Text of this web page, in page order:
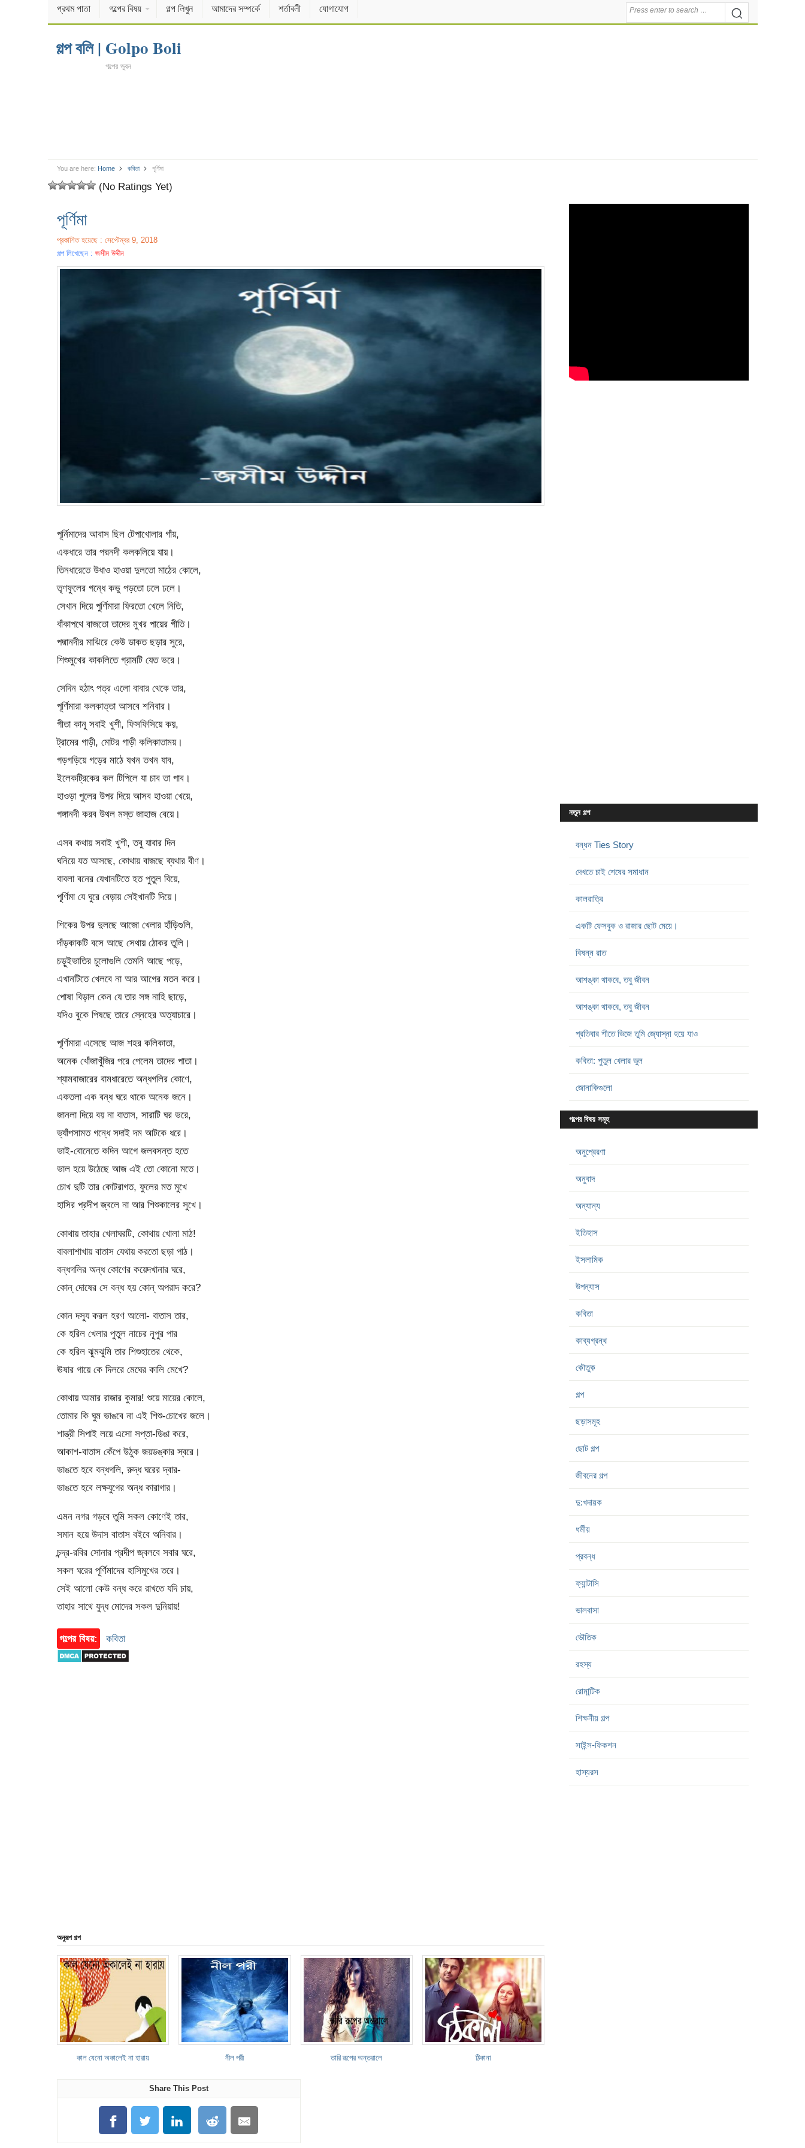
প্রথম পাতা গল্পের বিষয় গল্প লিখুন আমাদের সম্পর্কে শর্তাবলী যোগাযোগ
গল্প বলি | Golpo Boli
গল্পের ভুবন
You are here: Home কবিতা পূর্ণিমা
(No Ratings Yet)
পূর্ণিমা
প্রকাশিত হয়েছে : সেপ্টেম্বর 9, 2018
গল্প লিখেছেন : জসীম উদ্দীন
পূর্নিমাদের আবাস ছিল টেপাখোলার গাঁয়,
একধারে তার পদ্মনদী কলকলিয়ে যায়।
তিনধারেতে উধাও হাওয়া দুলতো মাঠের কোলে,
তৃণফুলের গন্ধে কভু পড়তো ঢলে ঢলে।
সেখান দিয়ে পুর্ণিমারা ফিরতো খেলে নিতি,
বাঁকাপথে বাজতো তাদের মুখর পায়ের গীতি।
পদ্মানদীর মাঝিরে কেউ ডাকত ছড়ার সুরে,
শিশুমুখের কাকলিতে গ্রামটি যেত ভরে।
সেদিন হঠাৎ পত্র এলো বাবার থেকে তার,
পূর্ণিমারা কলকাত্তা আসবে শনিবার।
গীতা কানু সবাই খুশী, ফিসফিসিয়ে কয়,
ট্রামের গাড়ী, মোটর গাড়ী কলিকাতাময়।
গড়গড়িয়ে গড়ের মাঠে যখন তখন যাব,
ইলেকট্রিকের কল টিপিলে যা চাব তা পাব।
হাওড়া পুলের উপর দিয়ে আসব হাওয়া খেয়ে,
গঙ্গানদী করব উথল মস্ত জাহাজ বেয়ে।
এসব কথায় সবাই খুশী, তবু যাবার দিন
ঘনিয়ে যত আসছে, কোথায় বাজছে ব্যথার বীণ।
বাবলা বনের যেখানটিতে হত পুতুল বিয়ে,
পূর্ণিমা যে ঘুরে বেড়ায় সেইখানটি দিয়ে।
শিকের উপর দুলছে আজো খেলার হাঁড়িগুলি,
দাঁড়কাকটি বসে আছে সেথায় ঠোকর তুলি।
চড়ুইভাতির চুলোগুলি তেমনি আছে পড়ে,
এখানটিতে খেলবে না আর আগের মতন করে।
পোষা বিড়াল কেন যে তার সঙ্গ নাহি ছাড়ে,
যদিও বুকে পিষছে তারে স্নেহের অত্যাচারে।
পূর্ণিমারা এসেছে আজ শহর কলিকাতা,
অনেক খোঁজাখুঁজির পরে পেলেম তাদের পাতা।
শ্যামবাজারের বামধারেতে অন্ধগলির কোণে,
একতলা এক বন্ধ ঘরে থাকে অনেক জনে।
জানলা দিয়ে বয় না বাতাস, সারাটি ঘর ভরে,
ভ্যাঁপসামত গন্ধে সদাই দম আটকে ধরে।
ভাই-বোনেতে কদিন আগে জলবসন্ত হতে
ভাল হয়ে উঠেছে আজ এই তো কোনো মতে।
চোখ দুটি তার কোটরাগত, ফুলের মত মুখে
হাসির প্রদীপ জ্বলে না আর শিশুকালের সুখে।
কোথায় তাহার খেলাঘরটি, কোথায় খোলা মাঠ!
বাবলাশাখায় বাতাস যেথায় করতো ছড়া পাঠ।
বন্ধগলির অন্ধ কোণের কয়েদখানার ঘরে,
কোন্ দোষের সে বন্ধ হয় কোন্ অপরাদ করে?
কোন দস্যু করল হরণ আলো- বাতাস তার,
কে হরিল খেলার পুতুল নাচের নূপুর পার
কে হরিল ঝুমঝুমি তার শিশুহাতের থেকে,
ঊষার গায়ে কে দিলরে মেঘের কালি মেখে?
কোথায় আমার রাজার কুমার! শুয়ে মায়ের কোলে,
তোমার কি ঘুম ভাঙবে না এই শিশু-চোখের জলে।
শান্ত্রী সিপাই লয়ে এসো সপ্তা-ডিঙা করে,
আকাশ-বাতাস কেঁপে উঠুক জয়ডঙ্কার স্বরে।
ভাঙতে হবে বন্ধগলি, রুদ্ধ ঘরের দ্বার-
ভাঙতে হবে লক্ষযুগের অন্ধ কারাগার।
এমন নগর গড়বে তুমি সকল কোণেই তার,
সমান হয়ে উদাস বাতাস বইবে অনিবার।
চন্দ্র-রবির সোনার প্রদীপ জ্বলবে সবার ঘরে,
সকল ঘরের পূর্ণিমাদের হাসিমুখের তরে।
সেই আলো কেউ বন্ধ করে রাখতে যদি চায়,
তাহার সাথে যুদ্ধ মোদের সকল দুনিয়ায়!
গল্পের বিষয়: কবিতা
অনুরূপ গল্প
কাল যেনো অকালেই না হারায় নীল পরী তারি রূপের অন্তরালে ঠিকানা
Share This Post
নতুন গল্প
বন্ধন Ties Story
দেখতে চাই শেষের সমাধান
কালরাত্রি
একটি ফেসবুক ও রাজার ছোট মেয়ে।
বিষন্ন রাত
আশঙ্কা থাকবে, তবু জীবন
আশঙ্কা থাকবে, তবু জীবন
প্রতিবার শীতে ভিজে তুমি জ্যোস্না হয়ে যাও
কবিতা: পুতুল খেলার ভুল
জোনাকিগুলো
গল্পের বিষয় সমূহ
অনুপ্রেরণা
অনুবাদ
অন্যান্য
ইতিহাস
ইসলামিক
উপন্যাস
কবিতা
কাব্যগ্রন্থ
কৌতুক
গল্প
ছড়াসমূহ
ছোট গল্প
জীবনের গল্প
দু:খদায়ক
ধর্মীয়
প্রবন্ধ
ফ্যান্টাসি
ভালবাসা
ভৌতিক
রহস্য
রোমান্টিক
শিক্ষনীয় গল্প
সাইন্স-ফিকশন
হাস্যরস